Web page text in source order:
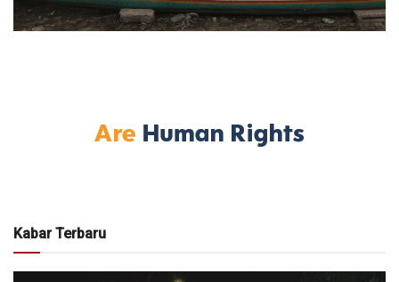
Kabar Terbaru